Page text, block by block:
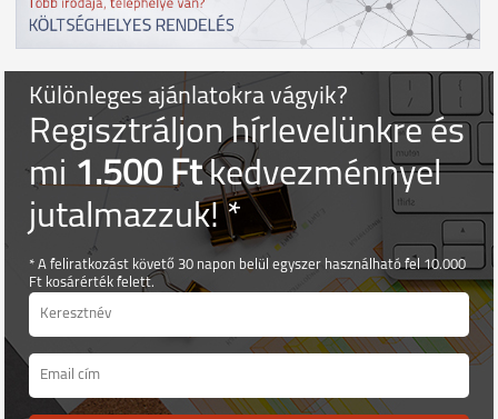
Különleges ajánlatokra vágyik?
Regisztráljon hírlevelünkre és
mi1.500 Ftkedvezménnyel
jutalmazzuk! *
* A feliratkozást követő 30 napon belül egyszer használható fel 10.000
Ft kosárérték felett.